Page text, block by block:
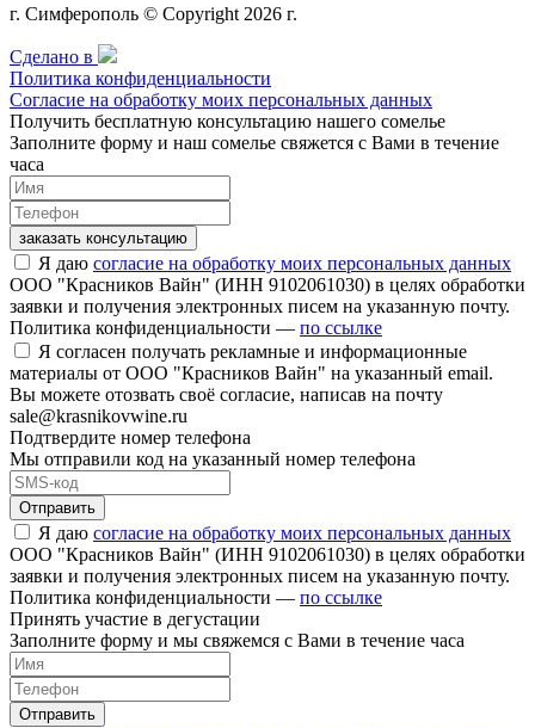
г. Симферополь © Copyright 2026 г.
Сделано в
Политика конфиденциальности
Согласие на обработку моих персональных данных
Получить бесплатную консультацию нашего сомелье
Заполните форму и наш сомелье свяжется с Вами в течение
часа
заказать консультацию
Я даю согласие на обработку моих персональных данных
ООО "Красников Вайн" (ИНН 9102061030) в целях обработки
заявки и получения электронных писем на указанную почту.
Политика конфиденциальности — по ссылке
Я согласен получать рекламные и информационные
материалы от ООО "Красников Вайн" на указанный email.
Вы можете отозвать своё согласие, написав на почту
sale@krasnikovwine.ru
Подтвердите номер телефона
Мы отправили код на указанный номер телефона
Отправить
Я даю согласие на обработку моих персональных данных
ООО "Красников Вайн" (ИНН 9102061030) в целях обработки
заявки и получения электронных писем на указанную почту.
Политика конфиденциальности — по ссылке
Принять участие в дегустации
Заполните форму и мы свяжемся с Вами в течение часа
Отправить